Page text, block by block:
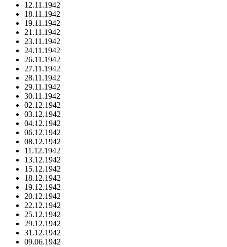
12.11.1942
18.11.1942
19.11.1942
21.11.1942
23.11.1942
24.11.1942
26.11.1942
27.11.1942
28.11.1942
29.11.1942
30.11.1942
02.12.1942
03.12.1942
04.12.1942
06.12.1942
08.12.1942
11.12.1942
13.12.1942
15.12.1942
18.12.1942
19.12.1942
20.12.1942
22.12.1942
25.12.1942
29.12.1942
31.12.1942
09.06.1942